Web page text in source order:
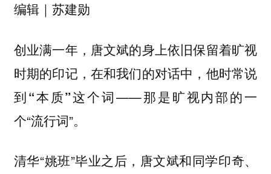
编辑｜苏建勋
创业满一年，唐文斌的身上依旧保留着旷视
时期的印记，在和我们的对话中，他时常说
到“本质”这个词——那是旷视内部的一
个“流行词”。
清华“姚班”毕业之后，唐文斌和同学印奇、